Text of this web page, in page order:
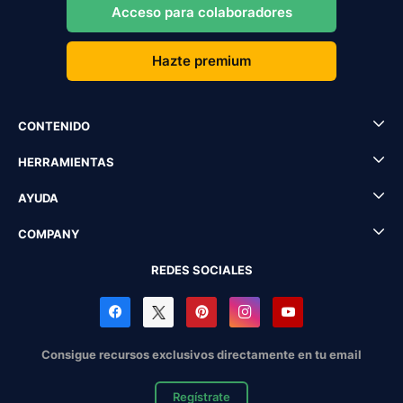
Acceso para colaboradores
Hazte premium
CONTENIDO
HERRAMIENTAS
AYUDA
COMPANY
REDES SOCIALES
Consigue recursos exclusivos directamente en tu email
Regístrate